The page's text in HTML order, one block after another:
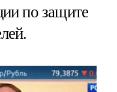
по защите